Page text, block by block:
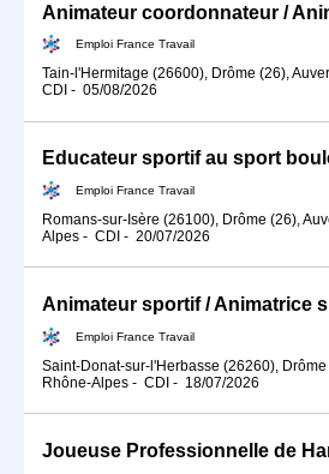
Emploi France Travail
Tain-l'Hermitage (26600), Drôme (26),
CDI - 05/08/2026
Educateur sportif au sport
Emploi France Travail
Romans-sur-Isère (26100), Drôme (26),
Alpes - CDI - 20/07/2026
Animateur sportif / Animatrice
Emploi France Travail
Saint-Donat-sur-l'Herbasse (26260),
Rhône-Alpes - CDI - 18/07/2026